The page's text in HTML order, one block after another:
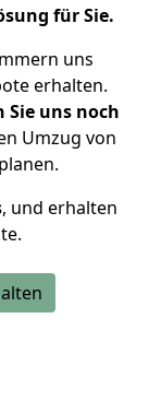
für Sie.
uns
erhalten.
uns noch
Umzug von
, und erhalten